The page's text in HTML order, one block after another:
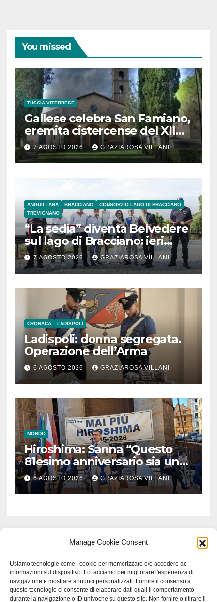
Manage Cookie Consent
Usiamo tecnologie come i cookie per memorizzare e/o accedere ad
informazioni sul dispositivo. Lo facciamo per migliorare l'esperienza di
navigazione e mostrare annunci personalizzati. Fornire il consenso a
queste tecnologie ci consente di elaborare dati quali il comportamento
durante la navigazione o ID univoche su questo sito. Non fornire o ritirare il
You missed
TUSCIA VITERBESE
Gallese celebra San Famiano,
eremita cistercense del XII
secolo
7 AGOSTO 2026 GRAZIAROSA VILLANI
ANGUILLARA BRACCIANO
CONSORZIO LAGO DI BRACCIANO
TREVIGNANO
“La sedia” diventa Belvedere
sul lago di Bracciano: ieri
l’inaugurazione
7 AGOSTO 2026 GRAZIAROSA VILLANI
CRONACA LADISPOLI
Ladispoli: donna segregata.
Operazione dell’Arma
6 AGOSTO 2026 GRAZIAROSA VILLANI
MONDO
Hiroshima: Sanna “Questo
81esimo anniversario sia un
monito per tutti”
6 AGOSTO 2026 GRAZIAROSA VILLANI